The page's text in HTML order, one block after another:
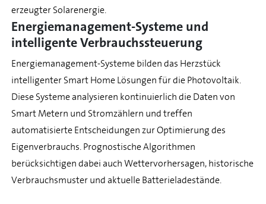
erzeugter Solarenergie.
Energiemanagement-Systeme und
intelligente Verbrauchssteuerung
Energiemanagement-Systeme bilden das Herzstück
intelligenter Smart Home Lösungen für die Photovoltaik.
Diese Systeme analysieren kontinuierlich die Daten von
Smart Metern und Stromzählern und treffen
automatisierte Entscheidungen zur Optimierung des
Eigenverbrauchs. Prognostische Algorithmen
berücksichtigen dabei auch Wettervorhersagen, historische
Verbrauchsmuster und aktuelle Batterieladestände.